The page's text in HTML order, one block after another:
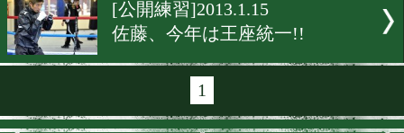
[動画・公開練習]2013.2.21
新女王は必勝宣言!!
[動画・公開練習]2013.2.20